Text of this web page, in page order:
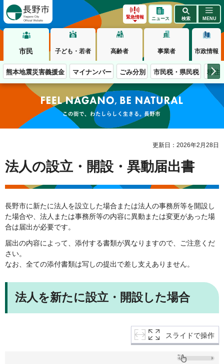
緊急情報 ニュース 検索 MENU
市民 子ども・若者 高齢者 事業者 市政情報
熊本地震災害義援金 マイナンバー ごみ分別 市民税・県民税 移住
この街で、わたしらしく生きる。長野市
更新日：2026年2月28日
法人の設立・開設・異動届出書
長野市に新たに法人を設立した場合または法人の事務所等を開設し
た場合や、法人または事務所等の内容に異動または変更があった場
合は届出が必要です。
届出の内容によって、添付する書類が異なりますので、ご注意くだ
さい。
なお、全ての添付書類は写しの提出で差し支えありません。
法人を新たに設立・開設した場合
スライドで操作